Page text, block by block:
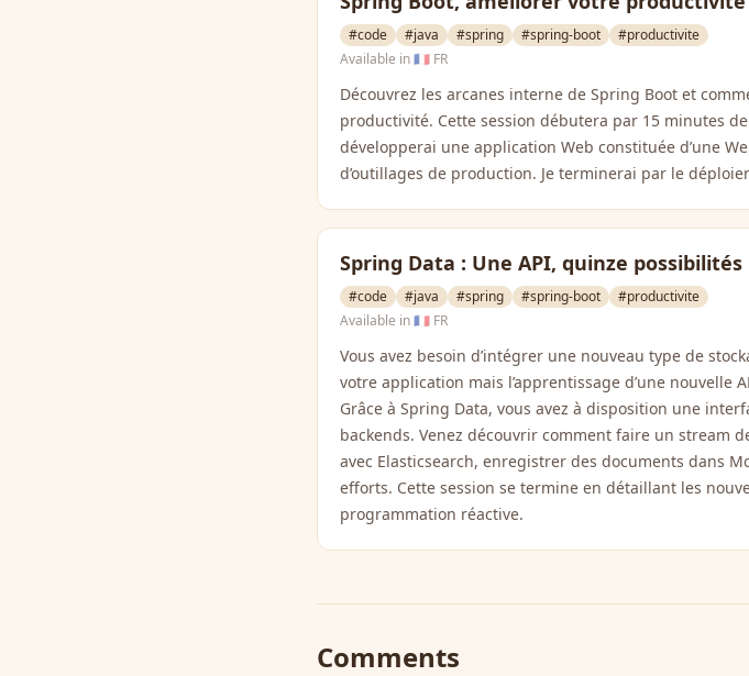
#code #java #spring #spring-boot
#productivite
Available in🇫🇷 FR
Découvrez les arcanes interne de Spring Boot et
productivité. Cette session débutera par 15 minutes
développerai une application Web constituée d’une
d’outillages de production. Je terminerai par le
Spring Data : Une API, quinze possibilités
#code #java #spring #spring-boot
#productivite
Available in🇫🇷 FR
Vous avez besoin d’intégrer une nouveau type de
votre application mais l’apprentissage d’une nouvelle
Grâce à Spring Data, vous avez à disposition une
backends. Venez découvrir comment faire un stream
avec Elasticsearch, enregistrer des documents dans
efforts. Cette session se termine en détaillant les
programmation réactive.
Comments